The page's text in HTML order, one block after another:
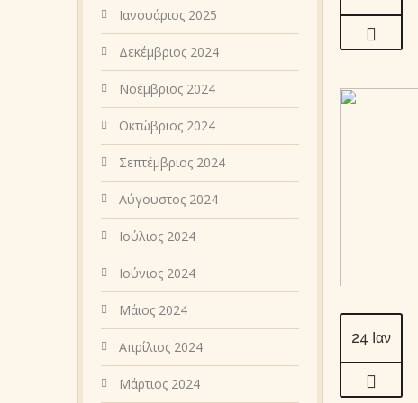
24 Ιαν
Ιανουάριος 2025
Δεκέμβριος 2024
Νοέμβριος 2024
Οκτώβριος 2024
Σεπτέμβριος 2024
Αύγουστος 2024
Ιούλιος 2024
Ιούνιος 2024
Μάιος 2024
Απρίλιος 2024
Μάρτιος 2024